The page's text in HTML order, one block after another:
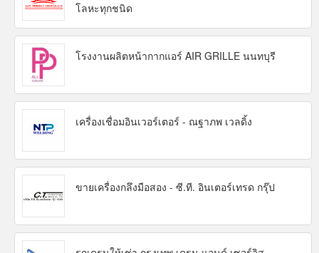
โลหะทุกชนิด
โรงงานผลิตหน้ากากแอร์ AIR GRILLE นนทบุรี
เครื่องเชื่อมอินเวอร์เตอร์ - ณฐาภพ เวลดิ้ง
ขายเครื่องกลึงมือสอง - ซี.ที. อินเตอร์เทรด กรุ๊ป